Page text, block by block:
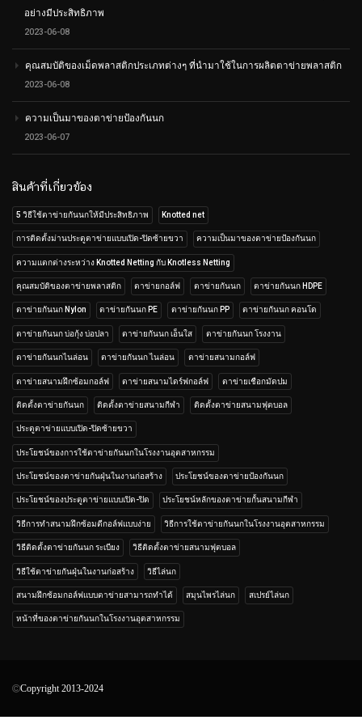
อย่างมีประสิทธิภาพ
2023-06-08
คุณสมบัติของเม็ดพลาสติกประเภทต่างๆ ที่นำมาใช้ในการผลิตตาข่ายพลาสติก
2023-06-08
ความเป็นมาของตาข่ายป้องกันนก
2023-06-07
สินค้าที่เกี่ยวข้อง
5 วิธีใช้ตาข่ายกันนกให้มีประสิทธิภาพ Knotted net
การติดตั้งม่านประตูตาข่ายแบบเปิด-ปิดซ้ายขวา ความเป็นมาของตาข่ายป้องกันนก
ความแตกต่างระหว่าง Knotted Netting กับ Knotless Netting
คุณสมบัติของตาข่ายพลาสติก ตาข่ายกอล์ฟ ตาข่ายกันนก ตาข่ายกันนก HDPE
ตาข่ายกันนก Nylon ตาข่ายกันนก PE ตาข่ายกันนก PP ตาข่ายกันนก คอนโด
ตาข่ายกันนก บ่อกุ้ง บ่อปลา ตาข่ายกันนก เอ็นใส ตาข่ายกันนก โรงงาน
ตาข่ายกันนกไนล่อน ตาข่ายกันนก ไนล่อน ตาข่ายสนามกอล์ฟ
ตาข่ายสนามฝึกซ้อมกอล์ฟ ตาข่ายสนามไดร์ฟกอล์ฟ ตาข่ายเชือกมัดปม
ติดตั้งตาข่ายกันนก ติดตั้งตาข่ายสนามกีฬา ติดตั้งตาข่ายสนามฟุตบอล
ประตูตาข่ายแบบเปิด-ปิดซ้ายขวา
ประโยชน์ของการใช้ตาข่ายกันนกในโรงงานอุตสาหกรรม
ประโยชน์ของตาข่ายกันฝุ่นในงานก่อสร้าง ประโยชน์ของตาข่ายป้องกันนก
ประโยชน์ของประตูตาข่ายแบบเปิด-ปิด ประโยชน์หลักของตาข่ายกั้นสนามกีฬา
วิธีการทำสนามฝึกซ้อมตีกอล์ฟแบบง่าย วิธีการใช้ตาข่ายกันนกในโรงงานอุตสาหกรรม
วิธีติดตั้งตาข่ายกันนก ระเบียง วิธีติดตั้งตาข่ายสนามฟุตบอล
วิธีใช้ตาข่ายกันฝุ่นในงานก่อสร้าง วิธีไล่นก
สนามฝึกซ้อมกอล์ฟแบบตาข่ายสามารถทำได้ สมุนไพรไล่นก สเปรย์ไล่นก
หน้าที่ของตาข่ายกันนกในโรงงานอุตสาหกรรม
Copyright 2013-2024